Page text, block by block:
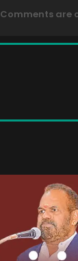
Comments are